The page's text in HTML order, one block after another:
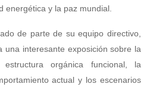
energética y la paz mundial.
de parte de su equipo directivo,
una interesante exposición sobre la
orgánica funcional, la
actual y los escenarios